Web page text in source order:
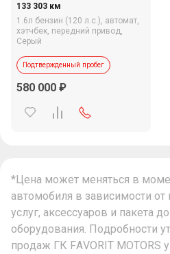
133 303 км
1.6л бензин (120 л.с.), автомат,
хэтчбек, передний привод,
Серый
Подтвержденный пробег
580 000
*Цена может меняться в
автомобиля в зависимости
услуг, аксессуаров и пакета
оборудования. Подробности
продаж ГК FAVORIT